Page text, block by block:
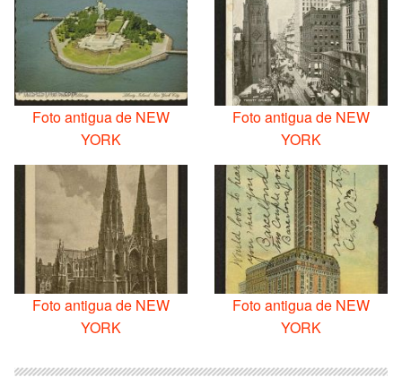
Foto antigua de NEW
YORK
Foto antigua de NEW
YORK
Foto antigua de NEW
YORK
Foto antigua de NEW
YORK